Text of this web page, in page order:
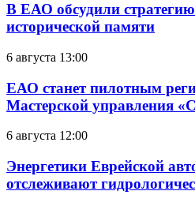
В ЕАО обсудили
исторической памяти
6 августа 13:00
ЕАО станет пилотным
Мастерской управления
6 августа 12:00
Энергетики Еврейской
отслеживают